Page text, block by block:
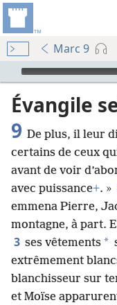
Marc 9
Audio Player
Évangile
9 De plus, il leur
certains de ceux
avant de voir
avec puissance+. »
emmena Pierre,
montagne, à part.
3 ses vêtements *
extrêmement
blanchisseur sur
et Moïse